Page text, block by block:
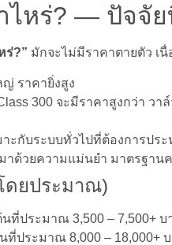
ไหร่? — ปัจจั
ร่?” มักจะไม่มีราคาตายตัว เ
ราคายิ่งสูง
300 จะมีราคาสูงกว่า ว
าะกับระบบทั่วไปที่ต้องการประ
าด้วยความแม่นยำ มาตรฐา
ดยประมาณ)
นที่ประมาณ 3,500 – 7,500+
ที่ประมาณ 8,000 – 18,000+